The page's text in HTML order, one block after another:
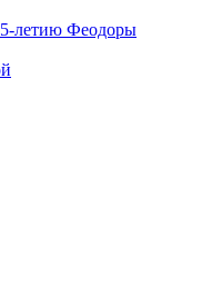
летию Феодоры